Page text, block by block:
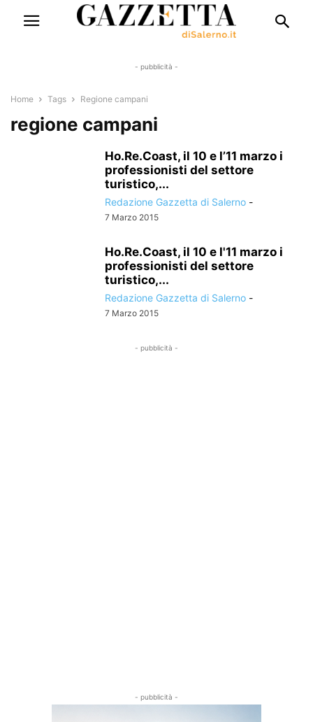
- pubblicità -
Home Tags Regione campani
regione campani
Ho.Re.Coast, il 10 e l’11 marzo i
professionisti del settore
turistico,...
Redazione Gazzetta di Salerno -
7 Marzo 2015
Ho.Re.Coast, il 10 e l'11 marzo i
professionisti del settore
turistico,...
Redazione Gazzetta di Salerno -
7 Marzo 2015
- pubblicità -
- pubblicità -